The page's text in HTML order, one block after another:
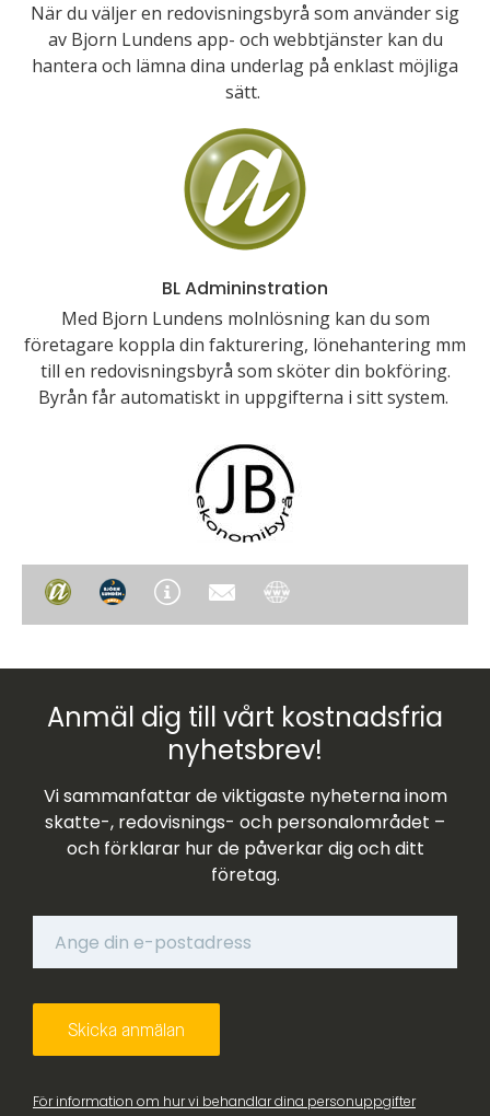
När du väljer en redovisningsbyrå som använder sig
av Bjorn Lundens app- och webbtjänster kan du
hantera och lämna dina underlag på enklast möjliga
sätt.
BL Admininstration
Med Bjorn Lundens molnlösning kan du som
företagare koppla din fakturering, lönehantering mm
till en redovisningsbyrå som sköter din bokföring.
Byrån får automatiskt in uppgifterna i sitt system.
Anmäl dig till vårt kostnadsfria
nyhetsbrev!
Vi sammanfattar de viktigaste nyheterna inom
skatte-, redovisnings- och personalområdet –
och förklarar hur de påverkar dig och ditt
företag.
För information om hur vi behandlar dina personuppgifter